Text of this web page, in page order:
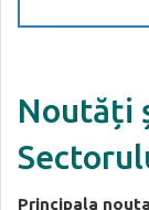
Noutăți
Principala